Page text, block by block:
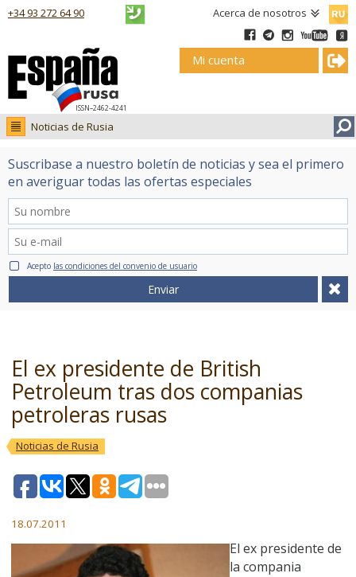
Acerca de nosotros
ISSN–2462-4241
+34 93 272 64 90
Mi cuenta
Noticias de Rusia
Noticias de Rusia
Fotos
Suscribase a nuestro boletín de noticias y sea el primero
en averiguar todas las ofertas especiales
Acepto las condiciones del convenio de usuario
Enviar
El ex presidente de British
Petroleum tras dos companias
petroleras rusas
Noticias de Rusia
18.07.2011
El ex presidente de
la compania